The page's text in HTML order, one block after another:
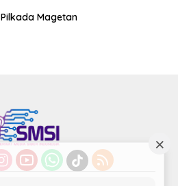
Pilkada Magetan